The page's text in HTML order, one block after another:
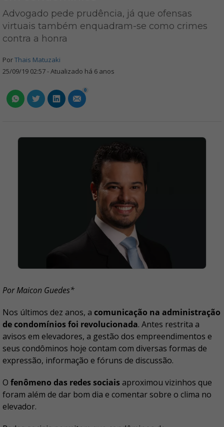
Advogado pede prudência, já que ofensas
virtuais também enquadram-se como crimes
contra a honra
PorThais Matuzaki
25/09/19 02:57 - Atualizado há 6 anos
0
Por Maicon Guedes*
Nos últimos dez anos, a comunicação na administração
de condomínios foi revolucionada. Antes restrita a
avisos em elevadores, a gestão dos empreendimentos e
seus condôminos hoje contam com diversas formas de
expressão, informação e fóruns de discussão.
O fenômeno das redes sociaisaproximou vizinhos que
foram além de dar bom dia e comentar sobre o clima no
elevador.